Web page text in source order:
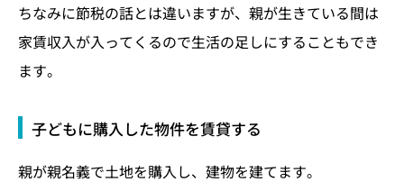
ちなみに節税の話とは違いますが、親が生きている間は
家賃収入が入ってくるので生活の足しにすることもでき
ます。
子どもに購入した物件を賃貸する
親が親名義で土地を購入し、建物を建てます。